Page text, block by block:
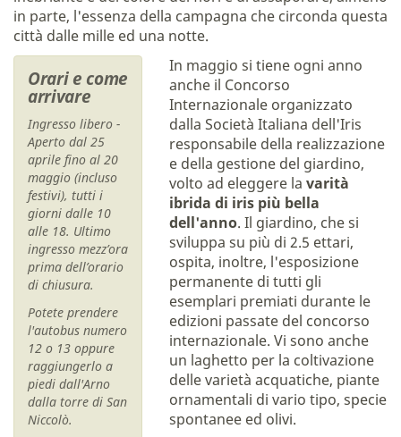
in parte, l'essenza della campagna che circonda questa
città dalle mille ed una notte.
Orari e come
arrivare
Ingresso libero -
Aperto dal 25
aprile fino al 20
maggio (incluso
festivi), tutti i
giorni dalle 10
alle 18. Ultimo
ingresso mezz’ora
prima dell’orario
di chiusura.
Potete prendere
l'autobus numero
12 o 13 oppure
raggiungerlo a
piedi dall'Arno
dalla torre di San
Niccolò.
In maggio si tiene ogni anno
anche il Concorso
Internazionale organizzato
dalla Società Italiana dell'Iris
responsabile della realizzazione
e della gestione del giardino,
volto ad eleggere lavarità
ibrida di iris più bella
dell'anno. Il giardino, che si
sviluppa su più di 2.5 ettari,
ospita, inoltre, l'esposizione
permanente di tutti gli
esemplari premiati durante le
edizioni passate del concorso
internazionale. Vi sono anche
un laghetto per la coltivazione
delle varietà acquatiche, piante
ornamentali di vario tipo, specie
spontanee ed olivi.